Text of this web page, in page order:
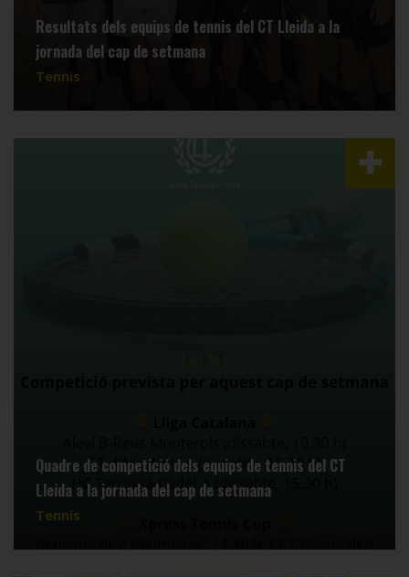
Resultats dels equips de tennis del CT Lleida a la
jornada del cap de setmana
Tennis
Quadre de competició dels equips de tennis del CT
Lleida a la jornada del cap de setmana
Tennis